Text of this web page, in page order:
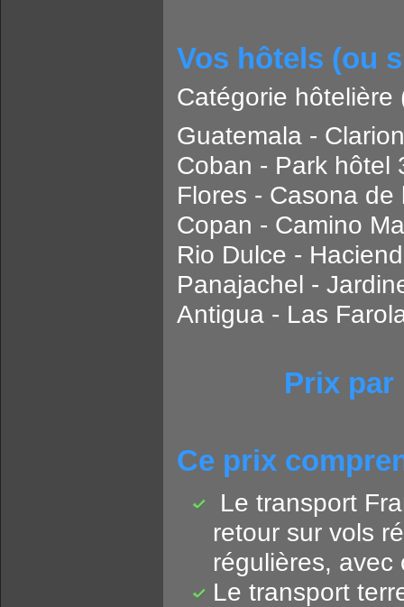
Vos hôtels (ou
Catégorie hôtelière
Guatemala -
Coban - Park hôtel
Flores - Casona
Copan - Camino
Rio Dulce -
Panajachel -
Antigua - Las
Prix par
Ce prix
Le transport
retour sur vols
régulières,
Le transport